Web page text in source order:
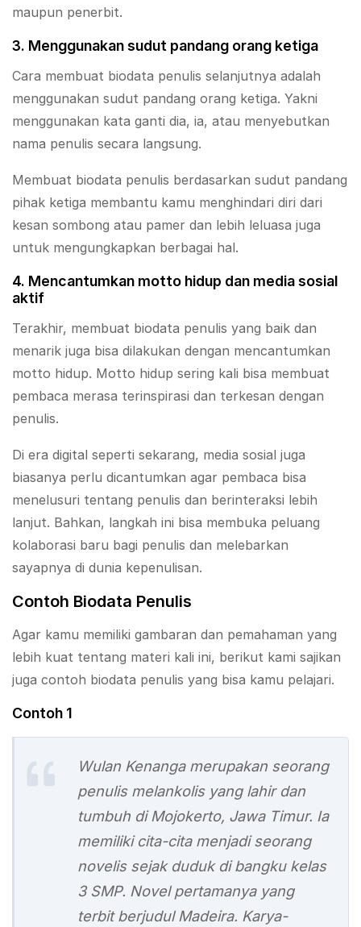
maupun penerbit.
3. Menggunakan sudut pandang orang ketiga
Cara membuat biodata penulis selanjutnya adalah
menggunakan sudut pandang orang ketiga. Yakni
menggunakan kata ganti dia, ia, atau menyebutkan
nama penulis secara langsung.
Membuat biodata penulis berdasarkan sudut pandang
pihak ketiga membantu kamu menghindari diri dari
kesan sombong atau pamer dan lebih leluasa juga
untuk mengungkapkan berbagai hal.
4. Mencantumkan motto hidup dan media sosial
aktif
Terakhir, membuat biodata penulis yang baik dan
menarik juga bisa dilakukan dengan mencantumkan
motto hidup. Motto hidup sering kali bisa membuat
pembaca merasa terinspirasi dan terkesan dengan
penulis.
Di era digital seperti sekarang, media sosial juga
biasanya perlu dicantumkan agar pembaca bisa
menelusuri tentang penulis dan berinteraksi lebih
lanjut. Bahkan, langkah ini bisa membuka peluang
kolaborasi baru bagi penulis dan melebarkan
sayapnya di dunia kepenulisan.
Contoh Biodata Penulis
Agar kamu memiliki gambaran dan pemahaman yang
lebih kuat tentang materi kali ini, berikut kami sajikan
juga contoh biodata penulis yang bisa kamu pelajari.
Contoh 1
Wulan Kenanga merupakan seorang
penulis melankolis yang lahir dan
tumbuh di Mojokerto, Jawa Timur. Ia
memiliki cita-cita menjadi seorang
novelis sejak duduk di bangku kelas
3 SMP. Novel pertamanya yang
terbit berjudul Madeira. Karya-